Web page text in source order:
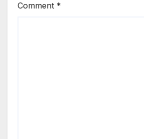
Comment *